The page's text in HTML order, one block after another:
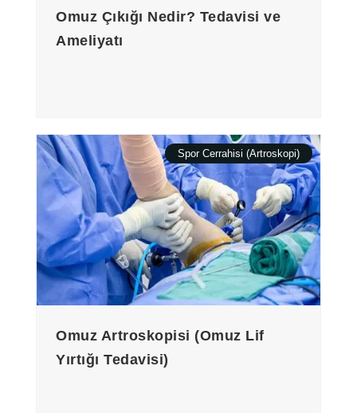
Omuz Çıkığı Nedir? Tedavisi ve
Ameliyatı
Spor Cerrahisi (Artroskopi)
Omuz Artroskopisi (Omuz Lif
Yırtığı Tedavisi)